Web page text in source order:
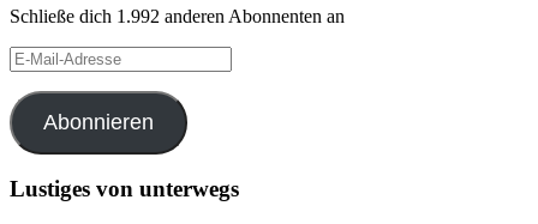
Schließe dich 1.992 anderen Abonnenten an
E-
Mail-
Adresse
Abonnieren
Lustiges von unterwegs